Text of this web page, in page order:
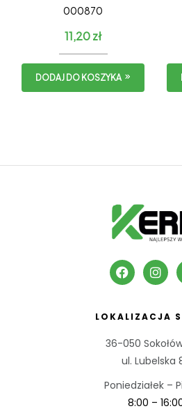
000870
11,20zł
DODAJ DO KOSZYKA
LOKALIZACJA
36-050
ul. Lubelska
Poniedziałek –
8:00 –